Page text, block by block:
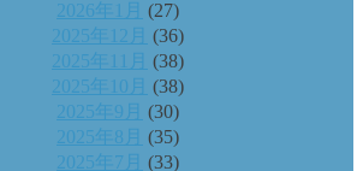
2026年1月 (27)
2025年12月 (36)
2025年11月 (38)
2025年10月 (38)
2025年9月 (30)
2025年8月 (35)
2025年7月 (33)